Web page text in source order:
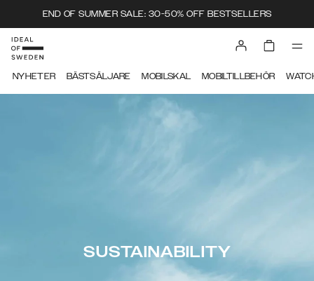
END OF SUMMER SALE: 30-50% OFF BESTSELLERS
NYHETER BÄSTSÄLJARE MOBILSKAL MOBILTILLBEHÖR
SUSTAINABILITY